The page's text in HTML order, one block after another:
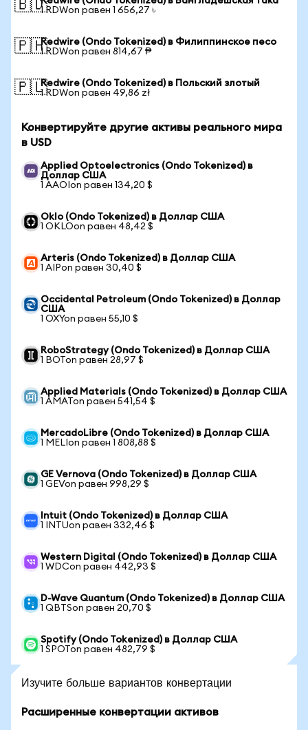
🇧🇩1 RDWon равен 1 656,27 ৳
🇵🇭Redwire (Ondo Tokenized) в Филиппинское песо
1 RDWon равен 814,67 ₱
🇵🇱Redwire (Ondo Tokenized) в Польский злотый
1 RDWon равен 49,86 zł
Конвертируйте другие активы реального мира
в USD
Applied Optoelectronics (Ondo Tokenized) в
Доллар США
1 AAOIon равен 134,20 $
Oklo (Ondo Tokenized) в Доллар США
1 OKLOon равен 48,42 $
Arteris (Ondo Tokenized) в Доллар США
1 AIPon равен 30,40 $
Occidental Petroleum (Ondo Tokenized) в Доллар
США
1 OXYon равен 55,10 $
RoboStrategy (Ondo Tokenized) в Доллар США
1 BOTon равен 28,97 $
Applied Materials (Ondo Tokenized) в Доллар США
1 AMATon равен 541,54 $
MercadoLibre (Ondo Tokenized) в Доллар США
1 MELIon равен 1 808,88 $
GE Vernova (Ondo Tokenized) в Доллар США
1 GEVon равен 998,29 $
Intuit (Ondo Tokenized) в Доллар США
1 INTUon равен 332,46 $
Western Digital (Ondo Tokenized) в Доллар США
1 WDCon равен 442,93 $
D-Wave Quantum (Ondo Tokenized) в Доллар США
1 QBTSon равен 20,70 $
Spotify (Ondo Tokenized) в Доллар США
1 SPOTon равен 482,79 $
Изучите больше вариантов конвертации
Расширенные конвертации активов